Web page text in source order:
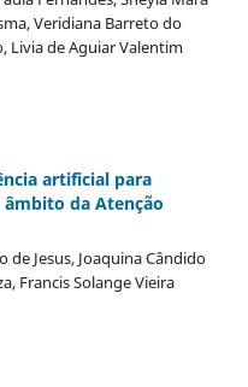
Veridiana Barreto do
Livia de Aguiar Valentim
artificial para
da Atenção
de Jesus, Joaquina Cândido
Francis Solange Vieira